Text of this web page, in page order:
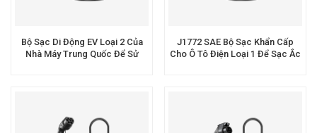
Bộ Sạc Di Động EV Loại 2 Của
Nhà Máy Trung Quốc Để Sử
J1772 SAE Bộ Sạc Khẩn Cấp
Cho Ô Tô Điện Loại 1 Để Sạc Ắc